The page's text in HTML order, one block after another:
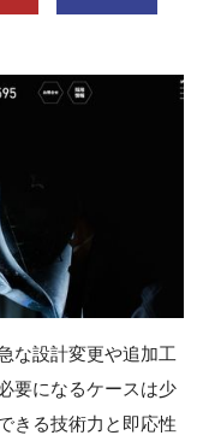
な設計変更や追加工
要になるケースは少
きる技術力と即応性